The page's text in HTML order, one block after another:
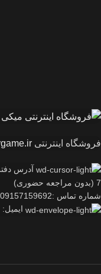
فروشگاه اینترنتی
7 (بدون مراجعه حضوری)
شماره تماس :09157159692
ایمیل: info@mickygame.ir